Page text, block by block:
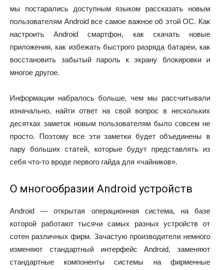
мы постарались доступным языком рассказать новым
пользователям Android все самое важное об этой ОС. Как
настроить Android смартфон, как скачать новые
приложения, как избежать быстрого разряда батареи, как
восстановить забытый пароль к экрану блокировки и
многое другое.
Информации набралось больше, чем мы рассчитывали
изначально, найти ответ на свой вопрос в нескольких
десятках заметок новым пользователям было совсем не
просто. Поэтому все эти заметки будет объединены в
пару больших статей, которые будут представлять из
себя что-то вроде первого гайда для «чайников».
О многообразии Android устройств
Android — открытая операционная система, на базе
которой работают тысячи самых разных устройств от
сотен различных фирм. Зачастую производители немного
изменяют стандартный интерфейс Android, заменяют
стандартные компоненты системы на фирменные